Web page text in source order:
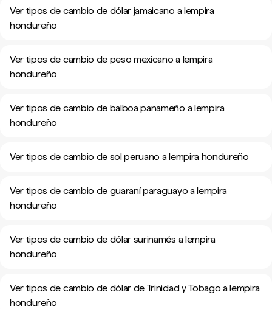
Ver tipos de cambio de dólar jamaicano a lempira
hondureño
Ver tipos de cambio de peso mexicano a lempira
hondureño
Ver tipos de cambio de balboa panameño a lempira
hondureño
Ver tipos de cambio de sol peruano a lempira hondureño
Ver tipos de cambio de guaraní paraguayo a lempira
hondureño
Ver tipos de cambio de dólar surinamés a lempira
hondureño
Ver tipos de cambio de dólar de Trinidad y Tobago a lempira
hondureño